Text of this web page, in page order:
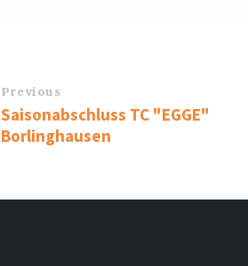
Previous
Saisonabschluss TC "EGGE"
Borlinghausen